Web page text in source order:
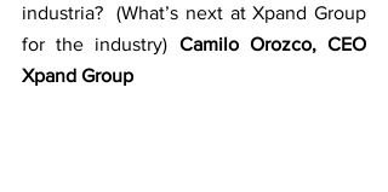
industria?  (What’s next at Xpand Group
for the industry) Camilo Orozco, CEO
Xpand Group